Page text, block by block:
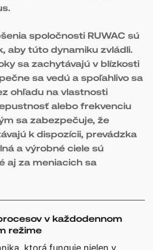
spoločnosti RUWAC sú
aby túto dynamiku zvládli.
sa zachytávajú v blízkosti
sa vedú a spoľahlivo sa
ohľadu na vlastnosti
alebo frekvenciu
sa zabezpečuje, že
k dispozícii, prevádzka
a výrobné ciele sú
aj za meniacich sa
v každodennom
režime
ktorá funguje nielen v